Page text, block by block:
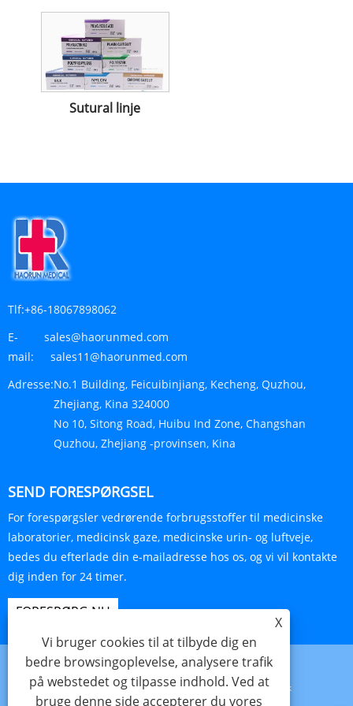
Sutural linje
Tlf:+86-18067898062
E-
mail:
sales@haorunmed.com
sales11@haorunmed.com
Adresse:No.1 Building, Feicuibinjiang, Kecheng, Quzhou,
Zhejiang, Kina 324000
No 10, Sitong Road, Huibu Ind Zone, Changshan
Quzhou, Zhejiang -provinsen, Kina
SEND FORESPØRGSEL
For forespørgsler vedrørende forbrugsstoffer til medicinske
laboratorier, medicinsk gaze, medicinske urin- og luftveje,
bedes du efterlade din e-mailadresse hos os, og vi vil kontakte
dig inden for 24 timer.
FORESPØRG NU
Links Sitemap RSS XML Privatlivspolitik
X
Vi bruger cookies til at tilbyde dig en
bedre browsingoplevelse, analysere trafik
på webstedet og tilpasse indhold. Ved at
bruge denne side accepterer du vores